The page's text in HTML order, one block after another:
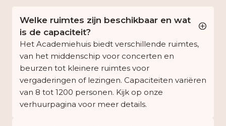
Welke ruimtes zijn beschikbaar en wat
is de capaciteit?
Het Academiehuis biedt verschillende ruimtes,
van het middenschip voor concerten en
beurzen tot kleinere ruimtes voor
vergaderingen of lezingen. Capaciteiten variëren
van 8 tot 1200 personen. Kijk op onze
verhuurpagina voor meer details.